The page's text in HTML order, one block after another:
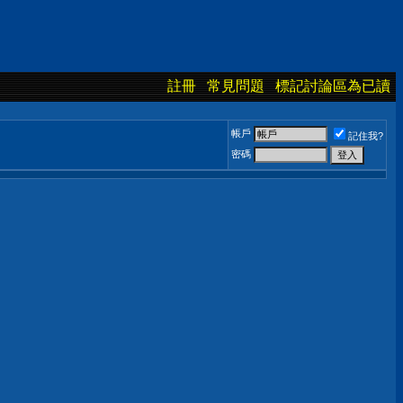
註冊 常見問題 標記討論區為已讀
帳戶
記住我?
密碼